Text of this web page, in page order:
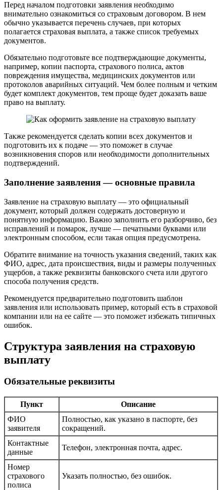
Перед началом подготовки заявления необходимо
внимательно ознакомиться со страховым договором. В нем
обычно указывается перечень случаев, при которых
полагается страховая выплата, а также список требуемых
документов.
Обязательно подготовьте все подтверждающие документы,
например, копии паспорта, страхового полиса, актов
повреждения имущества, медицинских документов или
протоколов аварийных ситуаций. Чем более полным и четким
будет комплект документов, тем проще будет доказать ваше
право на выплату.
Также рекомендуется сделать копии всех документов и
подготовить их к подаче — это поможет в случае
возникновения споров или необходимости дополнительных
подтверждений.
Заполнение заявления — основные правила
Заявление на страховую выплату — это официальный
документ, который должен содержать достоверную и
понятную информацию. Важно заполнить его разборчиво, без
исправлений и помарок, лучше — печатными буквами или
электронным способом, если такая опция предусмотрена.
Обратите внимание на точность указания сведений, таких как
ФИО, адрес, дата происшествия, виды и размеры полученных
ущербов, а также реквизиты банковского счета или другого
способа получения средств.
Рекомендуется предварительно подготовить шаблон
заявления или использовать пример, который есть в страховой
компании или на ее сайте — это поможет избежать типичных
ошибок.
Структура заявления на страховую
выплату
Обязательные реквизиты
Пункт
Описание
ФИО
заявителя
Полностью, как указано в паспорте, без
сокращений.
Контактные
данные
Телефон, электронная почта, адрес.
Номер
страхового
полиса
Указать полностью, без ошибок.